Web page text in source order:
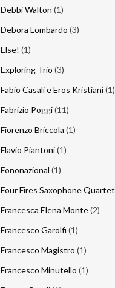
Debbi Walton (1)
Debora Lombardo (3)
Else! (1)
Exploring Trio (3)
Fabio Casali e Eros Kristiani (1)
Fabrizio Poggi (11)
Fiorenzo Briccola (1)
Flavio Piantoni (1)
Fononazional (1)
Four Fires Saxophone Quartet
Francesca Elena Monte (2)
Francesco Garolfi (1)
Francesco Magistro (1)
Francesco Minutello (1)